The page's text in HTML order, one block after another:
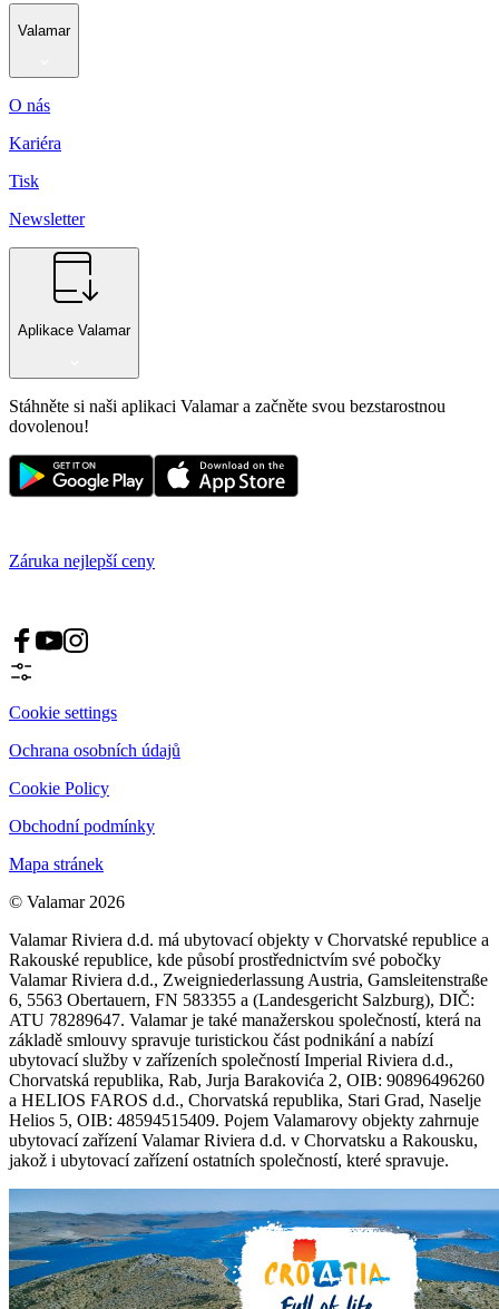
Valamar
O nás
Kariéra
Tisk
Newsletter
Aplikace Valamar
Stáhněte si naši aplikaci Valamar a začněte svou bezstarostnou
dovolenou!
Záruka nejlepší ceny
Cookie settings
Ochrana osobních údajů
Cookie Policy
Obchodní podmínky
Mapa stránek
© Valamar 2026
Valamar Riviera d.d. má ubytovací objekty v Chorvatské republice a
Rakouské republice, kde působí prostřednictvím své pobočky
Valamar Riviera d.d., Zweigniederlassung Austria, Gamsleitenstraße
6, 5563 Obertauern, FN 583355 a (Landesgericht Salzburg), DIČ:
ATU 78289647. Valamar je také manažerskou společností, která na
základě smlouvy spravuje turistickou část podnikání a nabízí
ubytovací služby v zařízeních společností Imperial Riviera d.d.,
Chorvatská republika, Rab, Jurja Barakovića 2, OIB: 90896496260
a HELIOS FAROS d.d., Chorvatská republika, Stari Grad, Naselje
Helios 5, OIB: 48594515409. Pojem Valamarovy objekty zahrnuje
ubytovací zařízení Valamar Riviera d.d. v Chorvatsku a Rakousku,
jakož i ubytovací zařízení ostatních společností, které spravuje.